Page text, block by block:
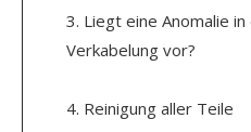
3. Liegt eine Anomalie
Verkabelung vor?
4. Reinigung aller Teile